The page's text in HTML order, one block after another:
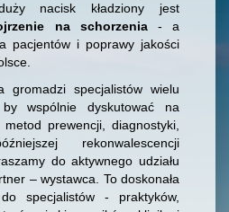
nacisk kładziony jest
na schorzenia- a
pacjentów i poprawy jakości
gromadzi specjalistów wielu
wspólnie dyskutować na
metod prewencji, diagnostyki,
rekonwalescencji
do aktywnego udziału
– wystawca. To doskonała
specjalistów - praktyków,